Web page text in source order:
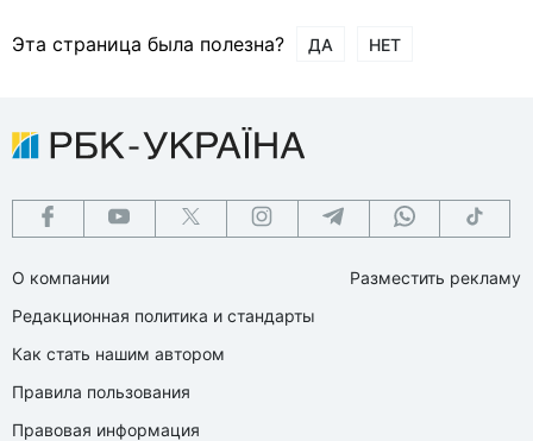
Эта страница была полезна? ДА НЕТ
О компании
Редакционная политика и стандарты
Как стать нашим автором
Правила пользования
Правовая информация
Разместить рекламу